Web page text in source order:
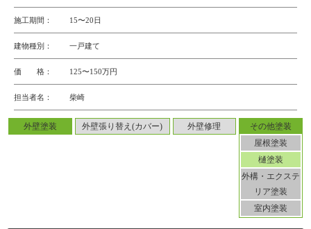
施工期間： 15〜20日
建物種別： 一戸建て
価 格： 125〜150万円
担当者名： 柴崎
外壁塗装 外壁張り替え(カバー) 外壁修理
その他塗装
屋根塗装
樋塗装
外構・エクステ
リア塗装
室内塗装